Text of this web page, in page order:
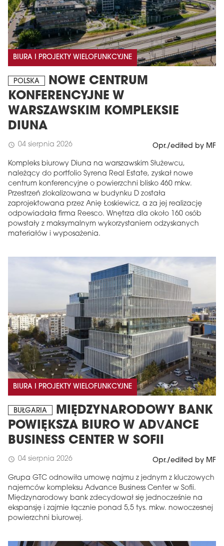
BIURA I PROJEKTY WIELOFUNKCYJNE
POLSKA
NOWE CENTRUM
KONFERENCYJNE W
WARSZAWSKIM KOMPLEKSIE
DIUNA
schedule 04 sierpnia 2026 Opr./edited by MF
Kompleks biurowy Diuna na warszawskim Służewcu,
należący do portfolio Syrena Real Estate, zyskał nowe
centrum konferencyjne o powierzchni blisko 460 mkw.
Przestrzeń zlokalizowana w budynku D została
zaprojektowana przez Anię Łoskiewicz, a za jej realizację
odpowiadała firma Reesco. Wnętrza dla około 160 osób
powstały z maksymalnym wykorzystaniem odzyskanych
materiałów i wyposażenia.
BIURA I PROJEKTY WIELOFUNKCYJNE
BUŁGARIA
MIĘDZYNARODOWY BANK
POWIĘKSZA BIURO W ADVANCE
BUSINESS CENTER W SOFII
schedule 04 sierpnia 2026 Opr./edited by MF
Grupa GTC odnowiła umowę najmu z jednym z kluczowych
najemców kompleksu Advance Business Center w Sofii.
Międzynarodowy bank zdecydował się jednocześnie na
ekspansję i zajmie łącznie ponad 5,5 tys. mkw. nowoczesnej
powierzchni biurowej.